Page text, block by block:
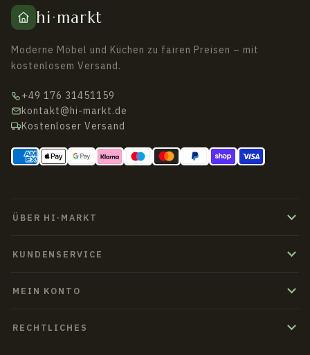
hi·markt
Moderne Möbel und Küchen zu fairen Preisen – mit
kostenlosem Versand.
+49 176 31451159
kontakt@hi-markt.de
Kostenloser Versand
ÜBER HI·MARKT
KUNDENSERVICE
MEIN KONTO
RECHTLICHES